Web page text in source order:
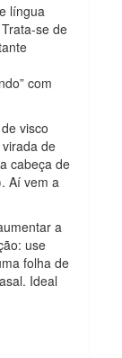
língua
se de
com
visco
de
cabeça de
Aí vem a
a
use
folha de
Ideal